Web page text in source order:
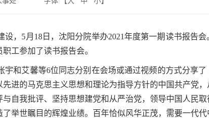
5月18日，沈阳分院举办2021年度第一期读书报告会
工参加了读书报告会。
艾馨等6位同志分别在会场或通过视频的方式分享了
进的马克思主义思想和理论为指导方针的中国共产党，
自我批评、坚持思想建党和从严治党，领导中国人民
举世瞩目的辉煌业绩。百年恰似风华正茂，需要一代